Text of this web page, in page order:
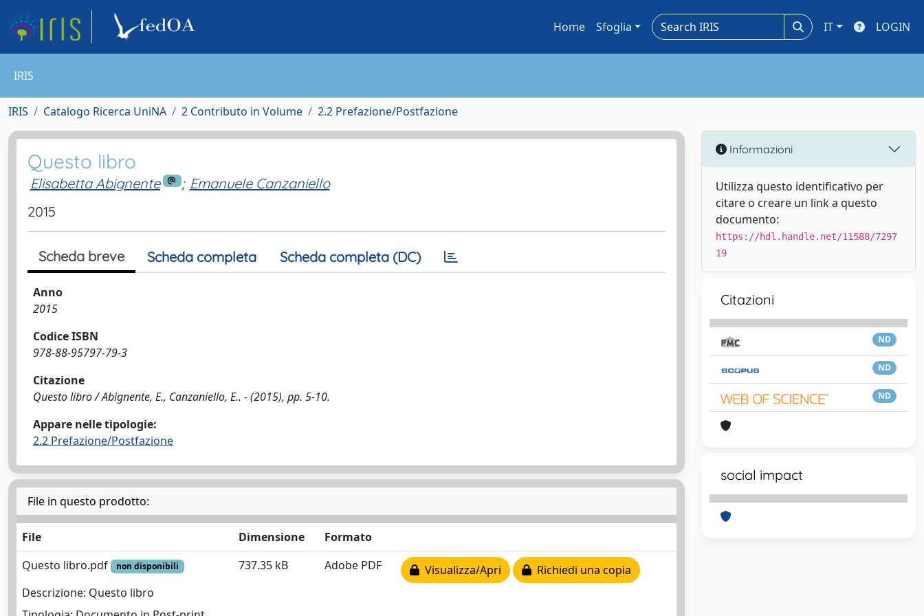
Home Sfoglia IT LOGIN
IRIS
IRIS Catalogo Ricerca UniNA 2 Contributo in Volume 2.2 Prefazione/Postfazione
Questo libro
Elisabetta Abignente ; Emanuele Canzaniello
2015
Scheda breve Scheda completa Scheda completa (DC)
Anno
2015
Codice ISBN
978-88-95797-79-3
Citazione
Questo libro / Abignente, E., Canzaniello, E.. - (2015), pp. 5-10.
Appare nelle tipologie:
2.2 Prefazione/Postfazione
File in questo prodotto:
File Dimensione
Formato
Questo libro.pdf
non disponibili
Descrizione: Questo libro
737.35 kB Adobe PDF Visualizza/Apri Richiedi una copia
Informazioni
Utilizza questo identificativo per
citare o creare un link a questo
documento:
https://hdl.handle.net/11588/7297
19
Citazioni
ND
ND
ND
social impact